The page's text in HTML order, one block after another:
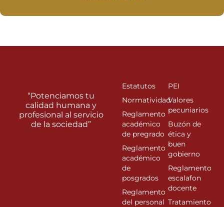
“Potenciamos tu
calidad humana y
profesional al servicio
de la sociedad”
Estatutos
Normatividad
Reglamento
académico
de pregrado
Reglamento
académico
de
posgrados
Reglamento
del personal
PEI
Valores
pecuniarios
Buzón de
ética y
buen
gobierno
Reglamento
escalafon
docente
Tratamiento